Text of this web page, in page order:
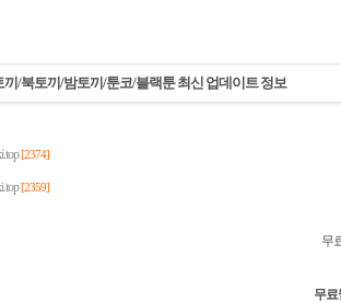
/북토끼/밤토끼/툰코/블랙툰 최신 업데이트 정보
[2374]
[2359]
무
무료